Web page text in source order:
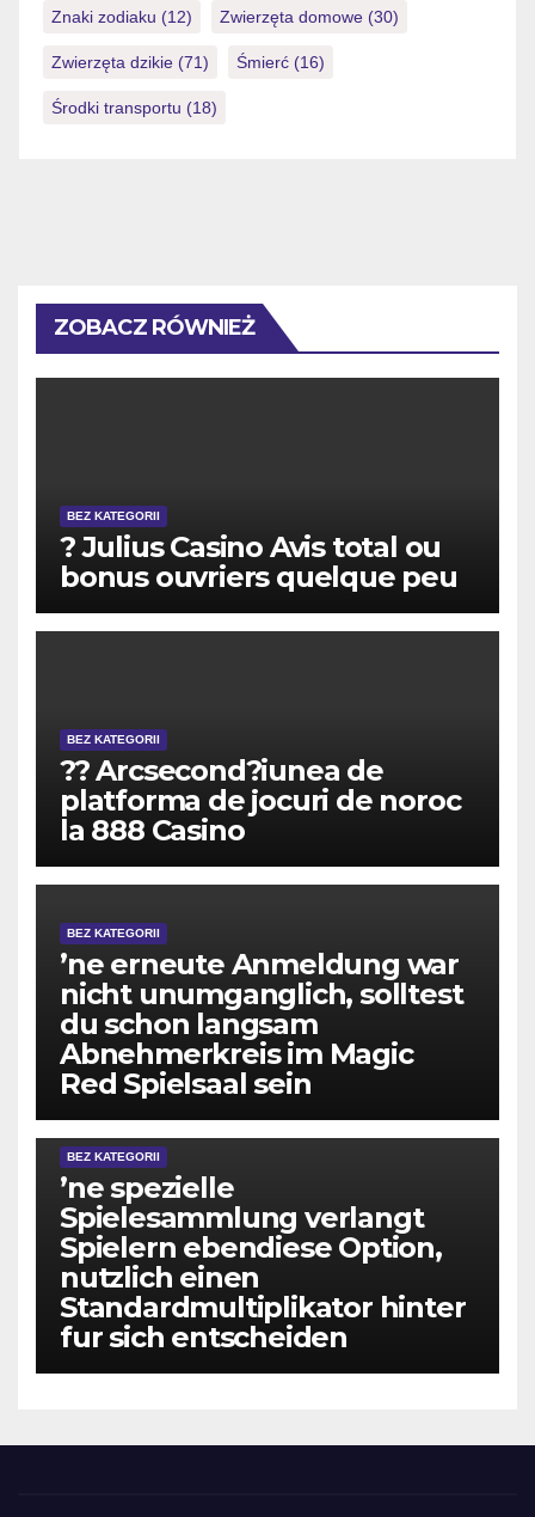
Znaki zodiaku (12) Zwierzęta domowe (30)
Zwierzęta dzikie (71) Śmierć (16)
Środki transportu (18)
ZOBACZ RÓWNIEŻ
BEZ KATEGORII
? Julius Casino Avis total ou
bonus ouvriers quelque peu
BEZ KATEGORII
?? Arcsecond?iunea de
platforma de jocuri de noroc
la 888 Casino
BEZ KATEGORII
’ne erneute Anmeldung war
nicht unumganglich, solltest
du schon langsam
Abnehmerkreis im Magic
Red Spielsaal sein
BEZ KATEGORII
’ne spezielle
Spielesammlung verlangt
Spielern ebendiese Option,
nutzlich einen
Standardmultiplikator hinter
fur sich entscheiden